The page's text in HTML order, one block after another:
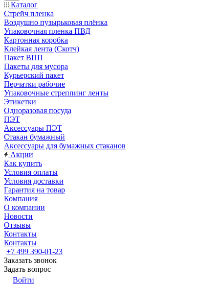
Каталог
Стрейч пленка
Воздушно пузырьковая плёнка
Упаковочная пленка ПВД
Картонная коробка
Клейкая лента (Скотч)
Пакет ВПП
Пакеты для мусора
Курьерский пакет
Перчатки рабочие
Упаковочные стреппинг ленты
Этикетки
Одноразовая посуда
ПЭТ
Аксессуары ПЭТ
Стакан бумажный
Аксессуары для бумажных стаканов
Акции
Как купить
Условия оплаты
Условия доставки
Гарантия на товар
Компания
О компании
Новости
Отзывы
Контакты
Контакты
+7 499 390-01-23
Заказать звонок
Задать вопрос
Войти